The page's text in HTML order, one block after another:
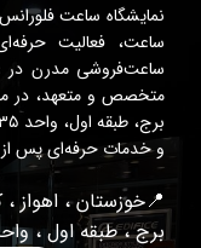
نمایشگاه ساعت
ساعت‌فروشی مدرن در
و خدمات حرفه‌ای پس
برج ، طبقه اول ، واحد